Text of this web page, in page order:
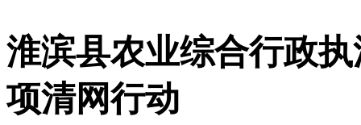
淮滨县农业综合行政
项清网行动